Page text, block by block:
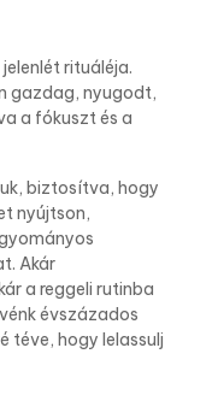
rituáléja.
gazdag, nyugodt,
a fókuszt és a
biztosítva, hogy
nyújtson,
Akár
a reggeli rutinba
évszázados
téve, hogy lelassulj